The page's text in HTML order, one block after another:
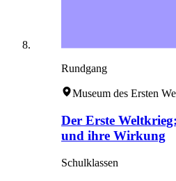
Rundgang
Museum des Ersten
Der Erste
und ihre Wirkung
Schulklassen